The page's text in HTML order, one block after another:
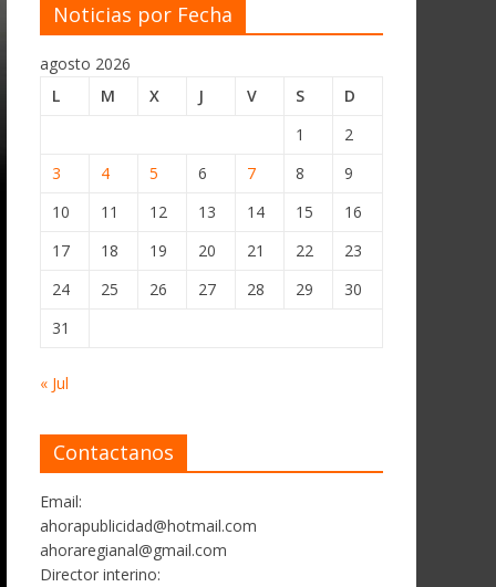
Noticias por Fecha
agosto 2026
L
M X J V S
D
1
2
3
4 5 6 7 8
9
10
11 12 13 14 15
16
17
18 19 20 21 22
23
24
25 26 27 28 29
30
31
« Jul
Contactanos
Email:
ahorapublicidad@hotmail.com
ahoraregianal@gmail.com
Director interino: